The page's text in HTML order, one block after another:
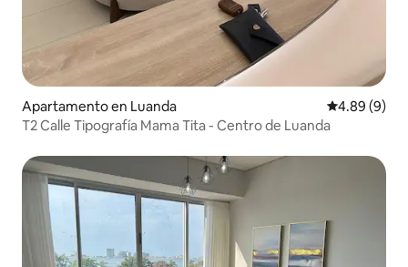
Apartamento en Luanda Calificación
4.89 (9)
T2 Calle Tipografía Mama Tita - Centro de Luanda